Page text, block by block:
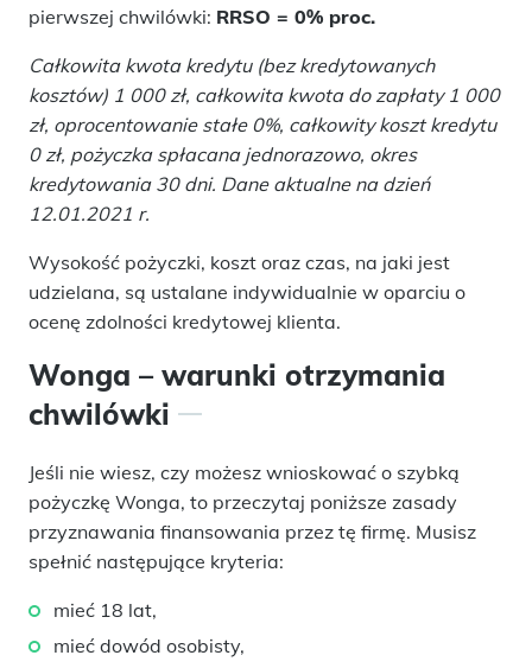
pierwszej chwilówki: RRSO = 0% proc.
Całkowita kwota kredytu (bez kredytowanych
kosztów) 1 000 zł, całkowita kwota do zapłaty 1 000
zł, oprocentowanie stałe 0%, całkowity koszt kredytu
0 zł, pożyczka spłacana jednorazowo, okres
kredytowania 30 dni. Dane aktualne na dzień
12.01.2021 r.
Wysokość pożyczki, koszt oraz czas, na jaki jest
udzielana, są ustalane indywidualnie w oparciu o
ocenę zdolności kredytowej klienta.
Wonga – warunki otrzymania
chwilówki
Jeśli nie wiesz, czy możesz wnioskować o szybką
pożyczkę Wonga, to przeczytaj poniższe zasady
przyznawania finansowania przez tę firmę. Musisz
spełnić następujące kryteria:
mieć 18 lat,
mieć dowód osobisty,